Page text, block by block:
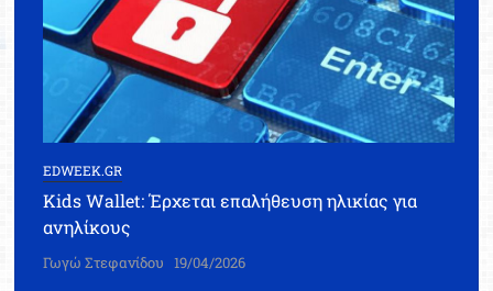
EDWEEK.GR
Kids Wallet: Έρχεται επαλήθευση ηλικίας για
ανηλίκους
Γωγώ Στεφανίδου 19/04/2026